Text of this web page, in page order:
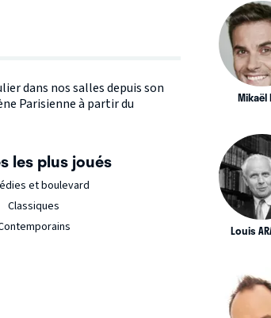
dans nos salles depuis son
Parisienne à partir du
les plus joués
et boulevard
Classiques
Mikaël
Louis